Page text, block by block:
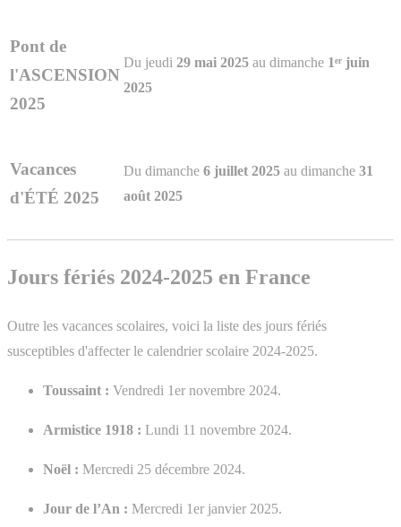
Pont de
l'ASCENSION
2025
Du jeudi 29 mai 2025 au dimanche 1ᵉʳ juin
2025
Vacances
d'ÉTÉ 2025
Du dimanche 6 juillet 2025 au dimanche 31
août 2025
Jours fériés 2024-2025 en France
Outre les vacances scolaires, voici la liste des jours fériés
susceptibles d'affecter le calendrier scolaire 2024-2025.
Toussaint : Vendredi 1er novembre 2024.
Armistice 1918 : Lundi 11 novembre 2024.
Noël : Mercredi 25 décembre 2024.
Jour de l’An : Mercredi 1er janvier 2025.